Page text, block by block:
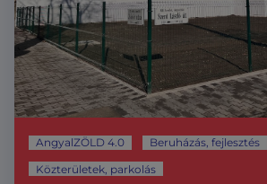
AngyalZÖLD 4.0
Beruházás, fejlesztés
Közterületek, parkolás